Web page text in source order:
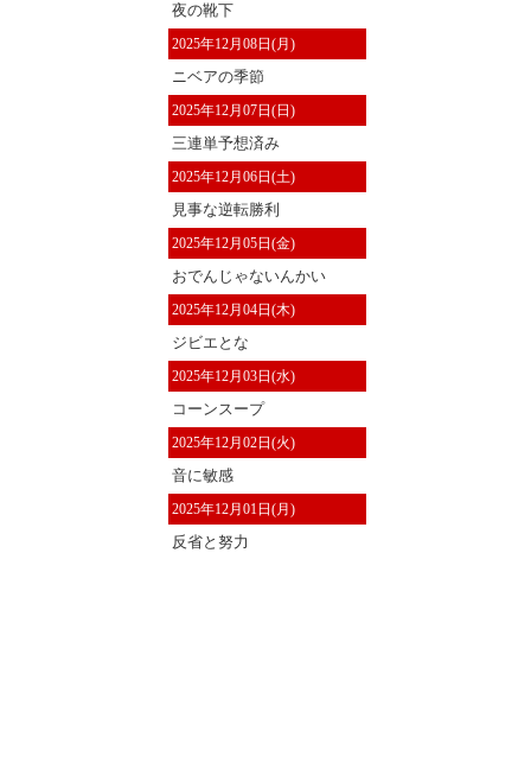
夜の靴下
2025年12月08日(月)
ニベアの季節
2025年12月07日(日)
三連単予想済み
2025年12月06日(土)
見事な逆転勝利
2025年12月05日(金)
おでんじゃないんかい
2025年12月04日(木)
ジビエとな
2025年12月03日(水)
コーンスープ
2025年12月02日(火)
音に敏感
2025年12月01日(月)
反省と努力